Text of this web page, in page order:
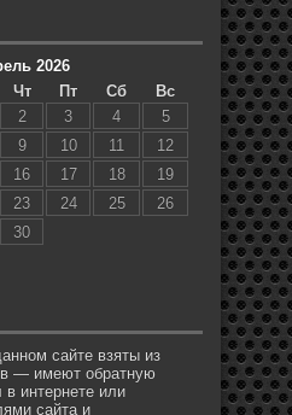
2026
Чт Пт Сб
Вс
2 3 4
5
9 10 11
12
16 17 18
19
23 24 25
26
30
сайте взяты из
— имеют обратную
интернете или
сайта и